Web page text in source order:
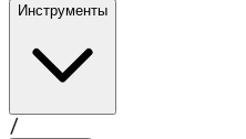
Инструменты
/